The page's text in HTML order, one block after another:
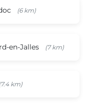
(6 km)
en-Jalles (7 km)
km)